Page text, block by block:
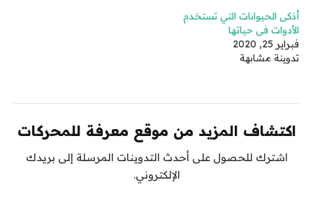
أذكى الحيوانات التي تستخدم
الأدوات في حياتها
فبراير 25, 2020
تدوينة مشابهة
اكتشاف المزيد من موقع معرفة للمحركات
اشترك للحصول على أحدث التدوينات المرسلة إلى بريدك
الإلكتروني.